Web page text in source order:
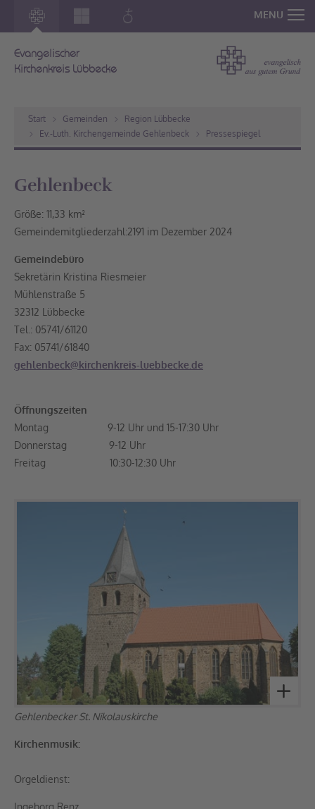
MENU
Evangelischer
Kirchenkreis Lübbecke
Start Gemeinden
Region Lübbecke
Ev.-Luth. Kirchengemeinde Gehlenbeck
Pressespiegel
Gehlenbeck
Größe: 11,33 km²
Gemeindemitgliederzahl:2191 im Dezember 2024
Gemeindebüro
Sekretärin Kristina Riesmeier
Mühlenstraße 5
32312 Lübbecke
Tel.: 05741/61120
Fax: 05741/61840
gehlenbeck@kirchenkreis-luebbecke.de
Öffnungszeiten
Montag 9-12 Uhr und 15-17:30 Uhr
Donnerstag 9-12 Uhr
Freitag 10:30-12:30 Uhr
Gehlenbecker St. Nikolauskirche
Kirchenmusik:
Orgeldienst: